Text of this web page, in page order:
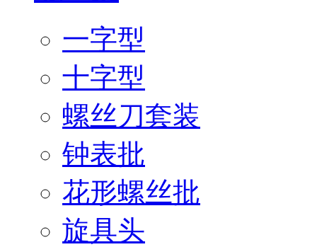
一字型
十字型
螺丝刀套装
钟表批
花形螺丝批
旋具头